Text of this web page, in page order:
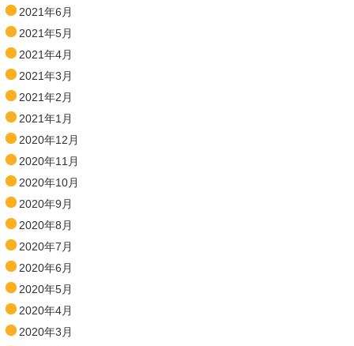
2021年6月
2021年5月
2021年4月
2021年3月
2021年2月
2021年1月
2020年12月
2020年11月
2020年10月
2020年9月
2020年8月
2020年7月
2020年6月
2020年5月
2020年4月
2020年3月